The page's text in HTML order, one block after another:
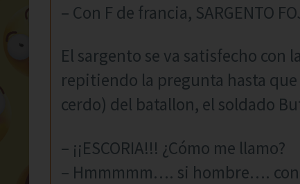
– Con F de francia, SARGENTO
El sargento se va satisfecho con
repitiendo la pregunta hasta
cerdo) del batallon, el soldado
– ¡¡ESCORIA!!! ¿Cómo me llamo?
– Hmmmmm…. si hombre….